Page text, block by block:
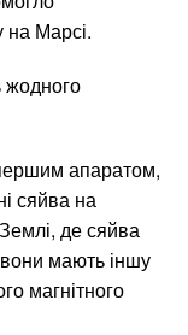
на Марсі.
жодного
апаратом,
сяйва на
де сяйва
мають іншу
магнітного